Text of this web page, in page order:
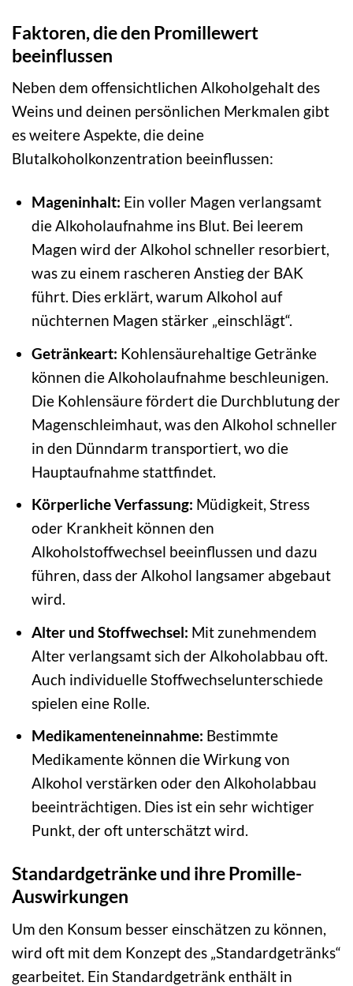
Faktoren, die den Promillewert
beeinflussen
Neben dem offensichtlichen Alkoholgehalt des
Weins und deinen persönlichen Merkmalen gibt
es weitere Aspekte, die deine
Blutalkoholkonzentration beeinflussen:
Mageninhalt: Ein voller Magen verlangsamt
die Alkoholaufnahme ins Blut. Bei leerem
Magen wird der Alkohol schneller resorbiert,
was zu einem rascheren Anstieg der BAK
führt. Dies erklärt, warum Alkohol auf
nüchternen Magen stärker „einschlägt“.
Getränkeart: Kohlensäurehaltige Getränke
können die Alkoholaufnahme beschleunigen.
Die Kohlensäure fördert die Durchblutung der
Magenschleimhaut, was den Alkohol schneller
in den Dünndarm transportiert, wo die
Hauptaufnahme stattfindet.
Körperliche Verfassung: Müdigkeit, Stress
oder Krankheit können den
Alkoholstoffwechsel beeinflussen und dazu
führen, dass der Alkohol langsamer abgebaut
wird.
Alter und Stoffwechsel: Mit zunehmendem
Alter verlangsamt sich der Alkoholabbau oft.
Auch individuelle Stoffwechselunterschiede
spielen eine Rolle.
Medikamenteneinnahme: Bestimmte
Medikamente können die Wirkung von
Alkohol verstärken oder den Alkoholabbau
beeinträchtigen. Dies ist ein sehr wichtiger
Punkt, der oft unterschätzt wird.
Standardgetränke und ihre Promille-
Auswirkungen
Um den Konsum besser einschätzen zu können,
wird oft mit dem Konzept des „Standardgetränks“
gearbeitet. Ein Standardgetränk enthält in